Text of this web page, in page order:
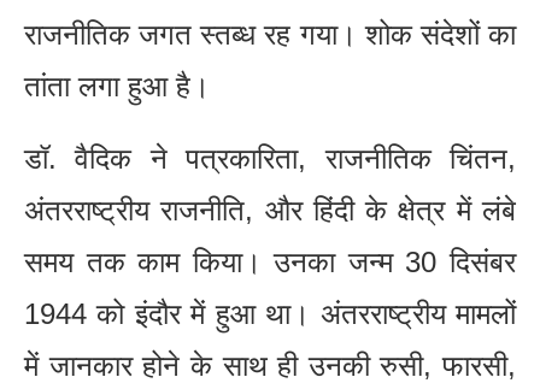
राजनीतिक जगत स्तब्ध रह गया। शोक संदेशों का
तांता लगा हुआ है।
डॉ. वैदिक ने पत्रकारिता, राजनीतिक चिंतन,
अंतरराष्ट्रीय राजनीति, और हिंदी के क्षेत्र में लंबे
समय तक काम किया। उनका जन्म 30 दिसंबर
1944 को इंदौर में हुआ था। अंतरराष्ट्रीय मामलों
में जानकार होने के साथ ही उनकी रुसी, फारसी,